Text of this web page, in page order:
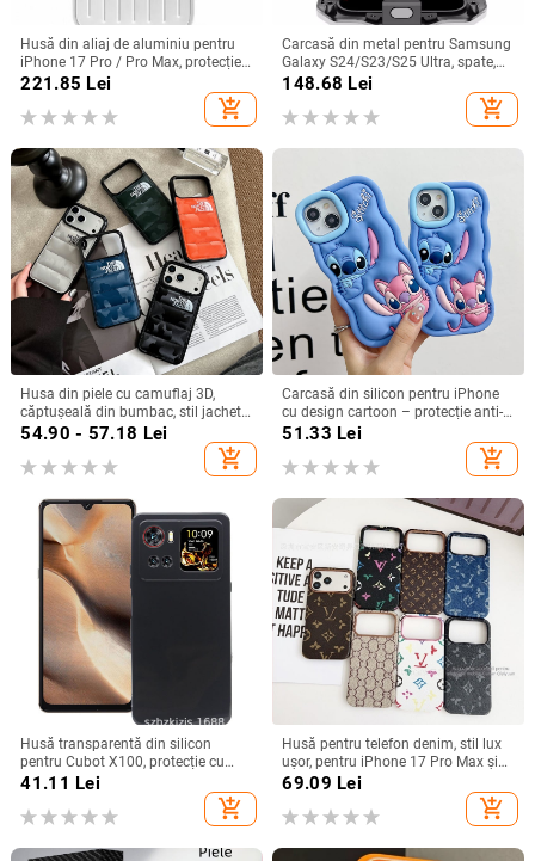
Husă din aliaj de aluminiu pentru
iPhone 17 Pro / Pro Max, protecție
anti-cădere, închidere magnetică,
turnare prin injecție, posibilitate de
personalizare
221.85 Lei
add_shopping_cart
Carcasă din metal pentru Samsung
Galaxy S24/S23/S25 Ultra, spate,
prelucrată, personalizabilă, disipare
căldură, anti-cadere, anti-amprentă
148.68 Lei
add_shopping_cart
Husa din piele cu camuflaj 3D,
căptușeală din bumbac, stil jachetă
de iarnă, compatibilă cu iPhone
54.90 - 57.18 Lei
add_shopping_cart
Carcasă din silicon pentru iPhone
cu design cartoon – protecție anti-
cădere, finisaj mat, compatibilă cu
(Pro/Max)
51.33 Lei
add_shopping_cart
Husă transparentă din silicon
pentru Cubot X100, protecție cu
acoperire totală
41.11 Lei
add_shopping_cart
Husă pentru telefon denim, stil lux
ușor, pentru iPhone 17 Pro Max și
iPhone 16, cu acoperire totală
69.09 Lei
add_shopping_cart